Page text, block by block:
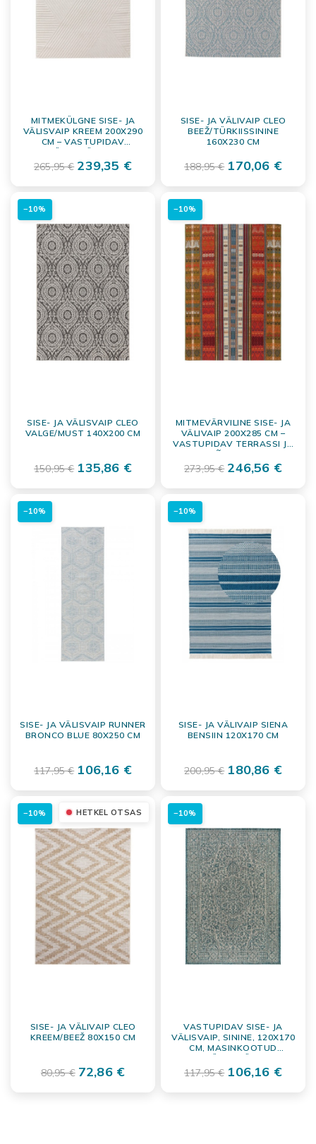
MITMEKÜLGNE SISE- JA
VÄLISVAIP KREEM 200X290
CM – VASTUPIDAV
POLÜPROPÜLEENIST
PÕRANDAVAIP TERRASSILE
JA SISERUUMIDESSE
265,95 € 239,35 €
SISE- JA VÄLIVAIP CLEO
BEEŽ/TÜRKIISSININE
160X230 CM
188,95 € 170,06 €
SISE- JA VÄLISVAIP CLEO
VALGE/MUST 140X200 CM
150,95 € 135,86 €
−10%
MITMEVÄRVILINE SISE- JA
VÄLIVAIP 200X285 CM –
VASTUPIDAV TERRASSI JA
TOA PÕRANDAKATE
273,95 € 246,56 €
−10%
SISE- JA VÄLISVAIP RUNNER
BRONCO BLUE 80X250 CM
117,95 € 106,16 €
−10%
SISE- JA VÄLIVAIP SIENA
BENSIIN 120X170 CM
200,95 € 180,86 €
−10%
HETKEL OTSAS
SISE- JA VÄLIVAIP CLEO
KREEM/BEEŽ 80X150 CM
80,95 € 72,86 €
−10%
VASTUPIDAV SISE- JA
VÄLISVAIP, SININE, 120X170
CM, MASINKOOTUD
POLÜPROPÜLEEN
117,95 € 106,16 €
−10%